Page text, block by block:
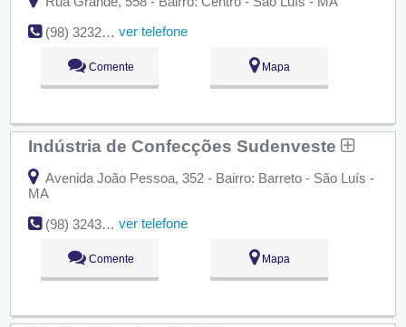
(98) 3232-1628
ver telefone
Comente Mapa
Indústria de Confecções Sudenveste
Avenida João Pessoa, 352 - Bairro: Barreto - São Luís -
MA
(98) 3243-1820
ver telefone
Comente Mapa